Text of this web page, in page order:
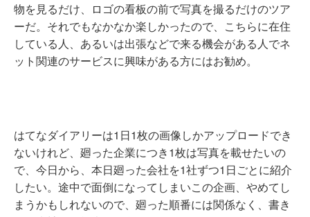
物を見るだけ、ロゴの看板の前で写真を撮るだけのツア
ーだ。それでもなかなか楽しかったので、こちらに在住
している人、あるいは出張などで来る機会がある人でネ
ット関連のサービスに興味がある方にはお勧め。
はてなダイアリーは1日1枚の画像しかアップロードでき
ないけれど、廻った企業につき1枚は写真を載せたいの
で、今日から、本日廻った会社を1社ずつ1日ごとに紹介
したい。途中で面倒になってしまいこの企画、やめてし
まうかもしれないので、廻った順番には関係なく、書き